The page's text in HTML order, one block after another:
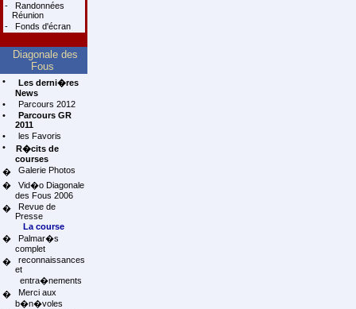
-
Randonnées
Réunion
-
Fonds d'écran
Diagonale des
Fous
•
Les derni�res
News
•
Parcours 2012
•
Parcours GR
2011
•
les Favoris
•
R�cits de
courses
�
Galerie Photos
�
Vid�o Diagonale
des Fous 2006
�
Revue de
Presse
La course
�
Palmar�s
complet
�
reconnaissances
et
entra�nements
�
Merci aux
b�n�voles